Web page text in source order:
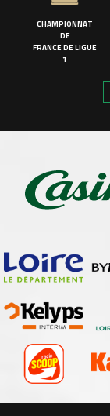
CHAMPIONNAT
DE
FRANCE DE LIGUE
1